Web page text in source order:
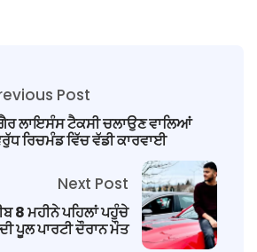
Post
ਲਾਇਸੰਸ ਟੈਕਸੀ ਚਲਾਉਣ ਵਾਲਿਆਂ
ਰਿਚਮੰਡ ਵਿੱਚ ਵੱਡੀ ਕਾਰਵਾਈ
Next Post
8 ਮਹੀਨੇ ਪਹਿਲਾਂ ਪਹੁੰਚੇ
ਪੂਲ ਪਾਰਟੀ ਦੌਰਾਨ ਮੌਤ